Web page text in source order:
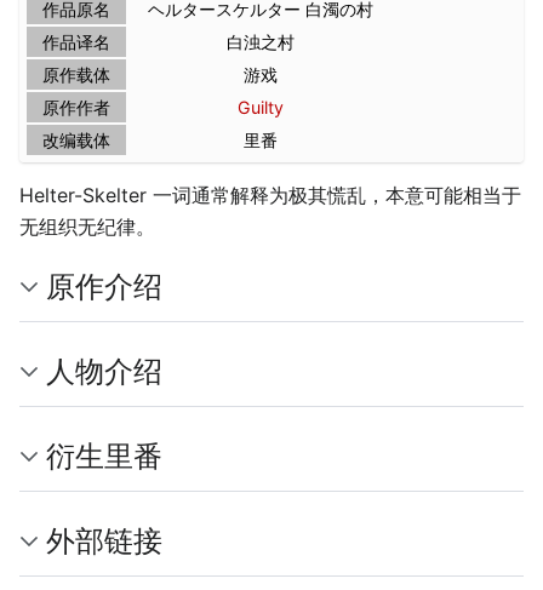
作品原名
ヘルタースケルター 白濁の村
作品译名
白浊之村
原作载体
游戏
原作作者
Guilty
改编载体
里番
Helter-Skelter 一词通常解释为极其慌乱，本意可能相当于
无组织无纪律。
原作介绍
人物介绍
衍生里番
外部链接